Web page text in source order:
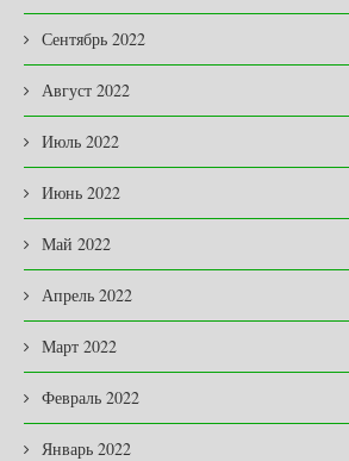
Сентябрь 2022
Август 2022
Июль 2022
Июнь 2022
Май 2022
Апрель 2022
Март 2022
Февраль 2022
Январь 2022